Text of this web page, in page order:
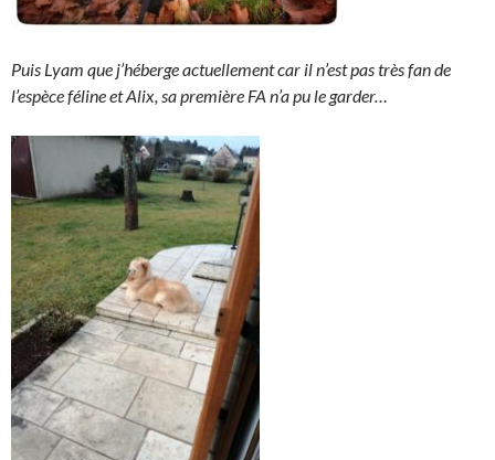
Puis Lyam que j’héberge actuellement car il n’est pas très fan de
l’espèce féline et Alix, sa première FA n’a pu le garder…